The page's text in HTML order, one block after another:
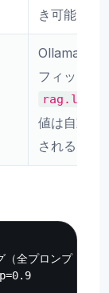
き可能
Ollamaの
フィックス
値は自動的
される
全プロンプトタイ